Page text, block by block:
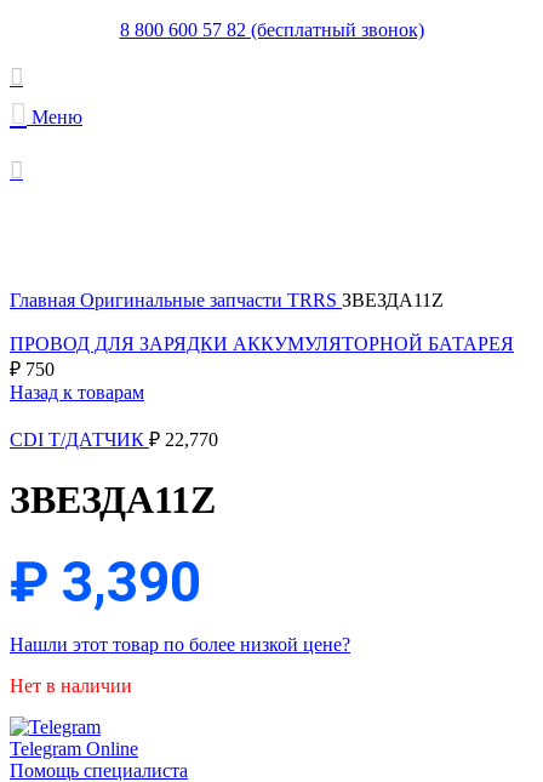
8 800 600 57 82 (бесплатный звонок)
Меню
Главная Оригинальные запчасти TRRS ЗВЕЗДА11Z
ПРОВОД ДЛЯ ЗАРЯДКИ АККУМУЛЯТОРНОЙ БАТАРЕЯ
₽ 750
Назад к товарам
CDI Т/ДАТЧИК ₽ 22,770
ЗВЕЗДА11Z
₽ 3,390
Нашли этот товар по более низкой цене?
Нет в наличии
Telegram Online
Помощь специалиста